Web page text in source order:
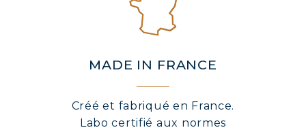
MADE IN FRANCE
Créé et fabriqué en France.
Labo certifié aux normes